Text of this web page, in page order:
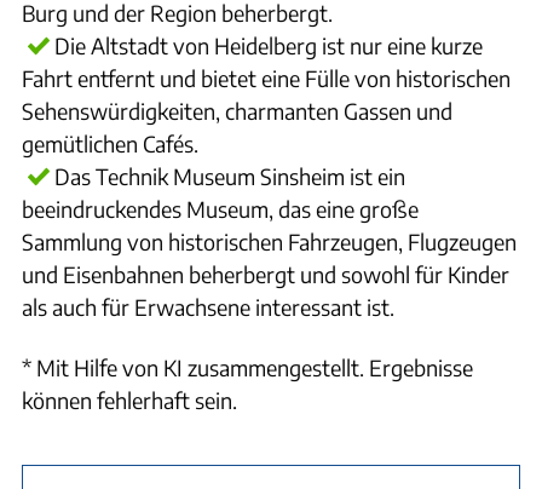
Burg und der Region beherbergt.
Die Altstadt von Heidelberg ist nur eine kurze
Fahrt entfernt und bietet eine Fülle von historischen
Sehenswürdigkeiten, charmanten Gassen und
gemütlichen Cafés.
Das Technik Museum Sinsheim ist ein
beeindruckendes Museum, das eine große
Sammlung von historischen Fahrzeugen, Flugzeugen
und Eisenbahnen beherbergt und sowohl für Kinder
als auch für Erwachsene interessant ist.
* Mit Hilfe von KI zusammengestellt. Ergebnisse
können fehlerhaft sein.